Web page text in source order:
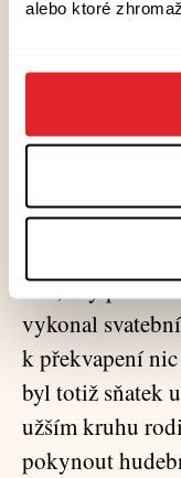
alebo ktoré
shromáždili a
hřebenech
zbarvených v
Aby židovští
něco
hostitelé
formalitách,
říze, aby před
vykonal
k překvapení
byl totiž sňatek
užším kruhu
pokynout